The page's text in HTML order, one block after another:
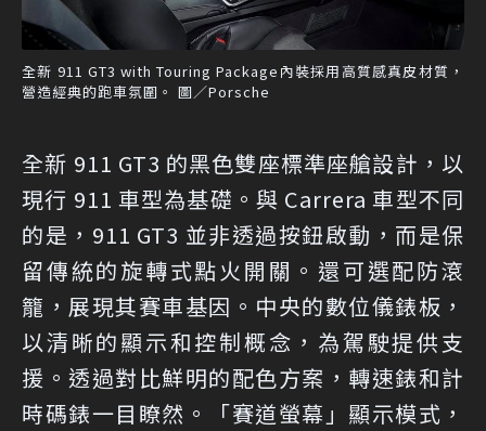
全新 911 GT3 with Touring Package內裝採用高質感真皮材質，
營造經典的跑車氛圍。 圖／Porsche
全新 911 GT3 的黑色雙座標準座艙設計，以
現行 911 車型為基礎。與 Carrera 車型不同
的是，911 GT3 並非透過按鈕啟動，而是保
留傳統的旋轉式點火開關。還可選配防滾
籠，展現其賽車基因。中央的數位儀錶板，
以清晰的顯示和控制概念，為駕駛提供支
援。透過對比鮮明的配色方案，轉速錶和計
時碼錶一目瞭然。「賽道螢幕」顯示模式，